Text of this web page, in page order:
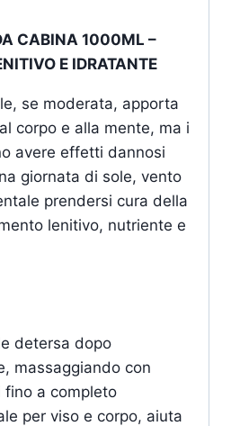
CABINA 1000ML –
E IDRATANTE
se moderata, apporta
corpo e alla mente, ma i
avere effetti dannosi
giornata di sole, vento
prendersi cura della
lenitivo, nutriente e
detersa dopo
massaggiando con
fino a completo
per viso e corpo, aiuta